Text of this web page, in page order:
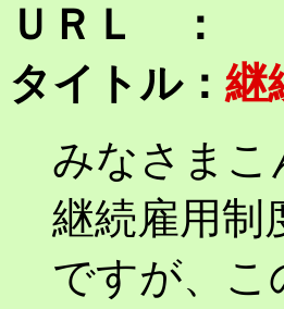
ＵＲＬ ：
タイトル： 継
みなさまこ
継続雇用制
ですが、こ